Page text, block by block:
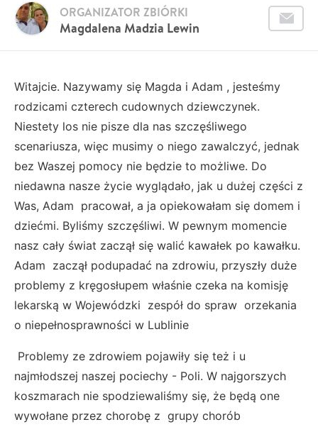
Magdalena Madzia Lewin
ORGANIZATOR ZBIÓRKI
Witajcie. Nazywamy się Magda i Adam , jesteśmy
rodzicami czterech cudownych dziewczynek.
Niestety los nie pisze dla nas szczęśliwego
scenariusza, więc musimy o niego zawalczyć, jednak
bez Waszej pomocy nie będzie to możliwe. Do
niedawna nasze życie wyglądało, jak u dużej części z
Was, Adam pracował, a ja opiekowałam się domem i
dziećmi. Byliśmy szczęśliwi. W pewnym momencie
nasz cały świat zaczął się walić kawałek po kawałku.
Adam zaczął podupadać na zdrowiu, przyszły duże
problemy z kręgosłupem właśnie czeka na komisję
lekarską w Wojewódzki zespół do spraw orzekania
o niepełnosprawności w Lublinie
Problemy ze zdrowiem pojawiły się też i u
najmłodszej naszej pociechy - Poli. W najgorszych
koszmarach nie spodziewaliśmy się, że będą one
wywołane przez chorobę z grupy chorób